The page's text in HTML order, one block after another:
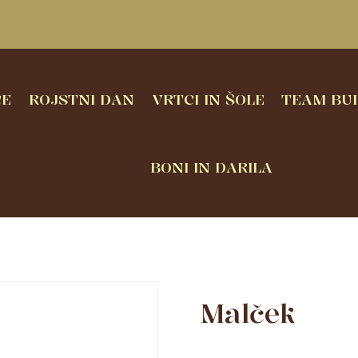
ROJSTNI DAN VRTCI IN ŠOLE TEAM
BONI IN DARILA
Malček